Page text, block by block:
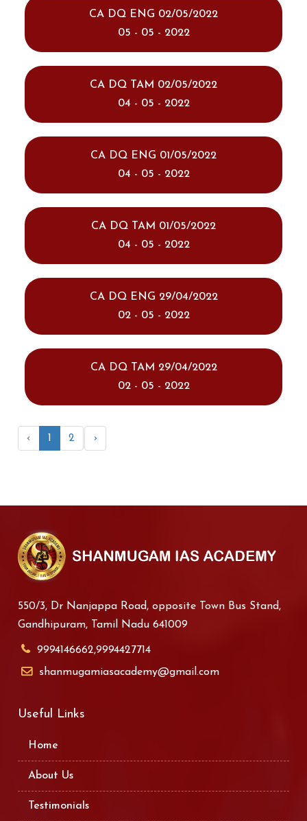
CA DQ ENG 02/05/2022
05 - 05 - 2022
CA DQ TAM 02/05/2022
04 - 05 - 2022
CA DQ ENG 01/05/2022
04 - 05 - 2022
CA DQ TAM 01/05/2022
04 - 05 - 2022
CA DQ ENG 29/04/2022
02 - 05 - 2022
CA DQ TAM 29/04/2022
02 - 05 - 2022
‹ 1 2 ›
550/3, Dr Nanjappa Road, opposite Town Bus Stand,
Gandhipuram, Tamil Nadu 641009
9994146662,9994427714
shanmugamiasacademy@gmail.com
Useful Links
Home
About Us
Testimonials